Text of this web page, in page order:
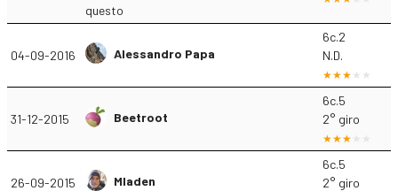
questo
04-09-2016 Alessandro Papa
6c.2
N.D.
31-12-2015 Beetroot
6c.5
2° giro
26-09-2015 Mladen
6c.5
2° giro